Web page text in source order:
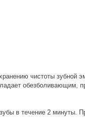
чистоты
обезболивающим,
в течение 2 минуты.